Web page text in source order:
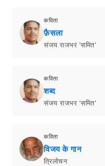
कविता
फ़ैसला
संजय राजभर 'समित'
कविता
शब्द
संजय राजभर 'समित'
कविता
विजय के गान
त्रिलोचन